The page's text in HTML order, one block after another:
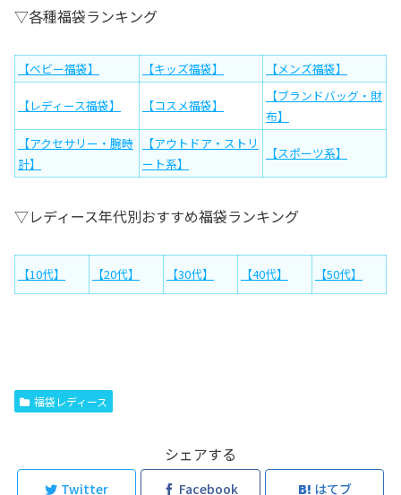
▽各種福袋ランキング
【ベビー福袋】 【キッズ福袋】 【メンズ福袋】
【レディース福袋】 【コスメ福袋】
【ブランドバッグ・財
布】
【アクセサリー・腕時
計】
【アウトドア・ストリ
ート系】
【スポーツ系】
▽レディース年代別おすすめ福袋ランキング
【10代】 【20代】 【30代】 【40代】 【50代】
福袋レディース
シェアする
Twitter Facebook はてブ